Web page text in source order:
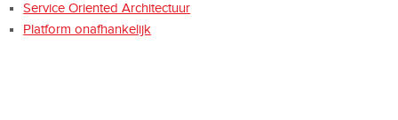
Service Oriented Architectuur
Platform onafhankelijk